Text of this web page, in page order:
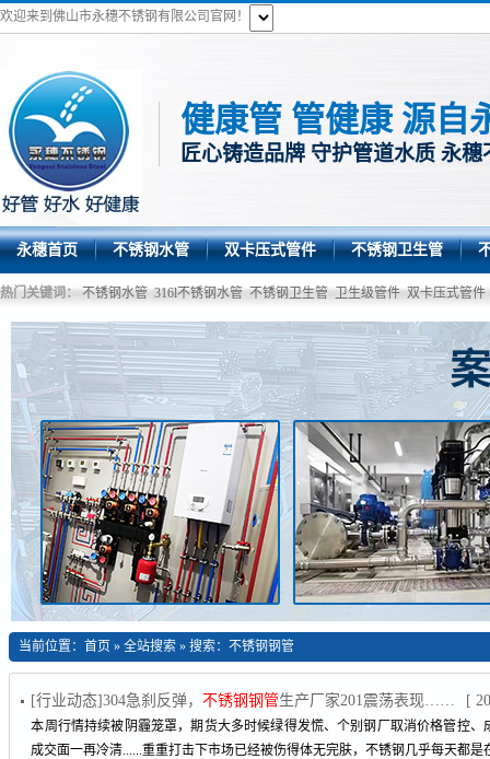
欢迎来到佛山市永穗不锈钢有限公司官网！
健康管 管健康 源自
匠心铸造品牌 守护管道水质 永穗
永穗首页 不锈钢水管 双卡压式管件 不锈钢卫生管
热门关键词： 不锈钢水管 316l不锈钢水管 不锈钢卫生管 卫生级管件 双卡压式管件
当前位置：首页 »全站搜索 » 搜索：不锈钢钢管
[行业动态]304急刹反弹，不锈钢钢管生产厂家201震荡表现…… [
本周行情持续被阴霾笼罩，期货大多时候绿得发慌、个别钢厂取消价格管控
成交面一再冷清......重重打击下市场已经被伤得体无完肤，不锈钢几乎每天都